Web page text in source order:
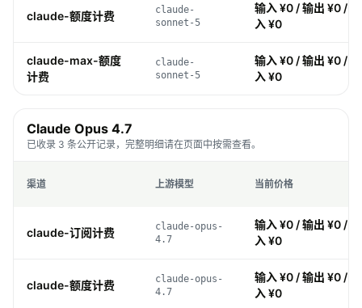
claude-额度计费
claude-
sonnet-5
输入 ¥0 / 输出 ¥0 /
入 ¥0
claude-max-额度
计费
claude-
sonnet-5
输入 ¥0 / 输出 ¥0 /
入 ¥0
Claude Opus 4.7
已收录 3 条公开记录，完整明细请在页面中按需查看。
渠道 上游模型 当前价格
claude-订阅计费
claude-opus-
4.7
输入 ¥0 / 输出 ¥0 /
入 ¥0
claude-额度计费
claude-opus-
4.7
输入 ¥0 / 输出 ¥0 /
入 ¥0